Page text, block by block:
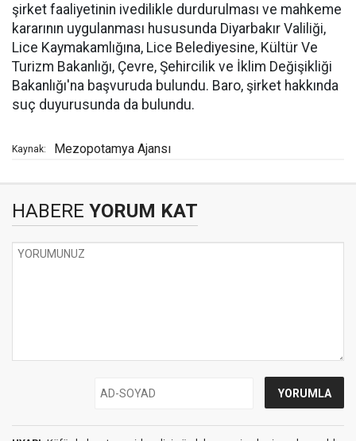
şirket faaliyetinin ivedilikle durdurulması ve mahkeme
kararının uygulanması hususunda Diyarbakır Valiliği,
Lice Kaymakamlığına, Lice Belediyesine, Kültür Ve
Turizm Bakanlığı, Çevre, Şehircilik ve İklim Değişikliği
Bakanlığı'na başvuruda bulundu. Baro, şirket hakkında
suç duyurusunda da bulundu.
Kaynak: Mezopotamya Ajansı
HABERE YORUM KAT